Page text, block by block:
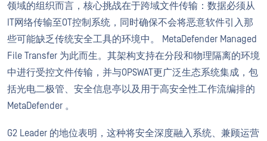
领域的组织而言，核心挑战在于跨域文件传输：数据必须从
IT网络传输至OT控制系统，同时确保不会将恶意软件引入那
些可能缺乏传统安全工具的环境中。 MetaDefender Managed
File Transfer 为此而生。其架构支持在分段和物理隔离的环境
中进行受控文件传输，并与OPSWAT更广泛生态系统集成，包
括光电二极管、安全信息亭以及用于高安全性工作流编排的
MetaDefender 。
G2 Leader 的地位表明，这种将安全深度融入系统、兼顾运营